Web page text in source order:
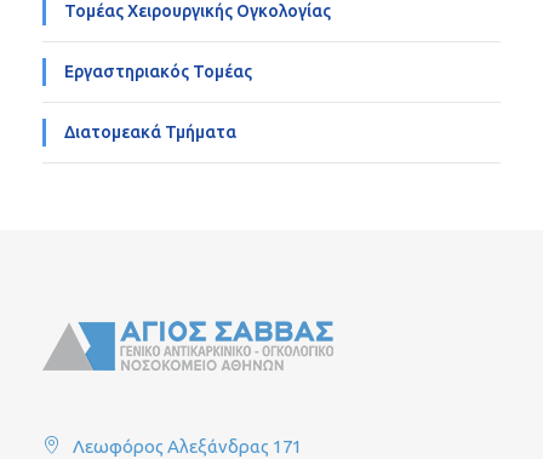
Τομέας Χειρουργικής Ογκολογίας
Εργαστηριακός Τομέας
Διατομεακά Τμήματα
Λεωφόρος Αλεξάνδρας 171